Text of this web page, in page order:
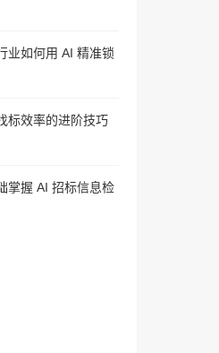
业如何用 AI 精准锁
标效率的进阶技巧
掌握 AI 招标信息检